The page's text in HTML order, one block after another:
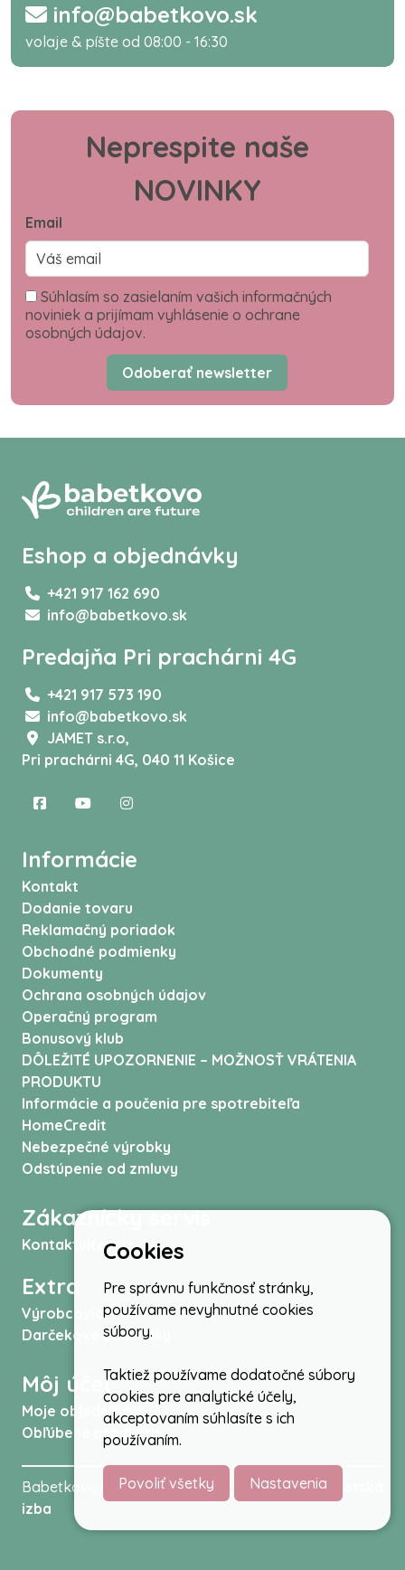
info@babetkovo.sk
volaje & píšte od 08:00 - 16:30
Neprespite naše
NOVINKY
Email
Súhlasím so zasielaním vašich informačných
noviniek a prijímam vyhlásenie o ochrane
osobných údajov.
Odoberať newsletter
Eshop a objednávky
+421 917 162 690
info@babetkovo.sk
Predajňa Pri prachárni 4G
+421 917 573 190
info@babetkovo.sk
JAMET s.r.o,
Pri prachárni 4G, 040 11 Košice
Informácie
Kontakt
Dodanie tovaru
Reklamačný poriadok
Obchodné podmienky
Dokumenty
Ochrana osobných údajov
Operačný program
Bonusový klub
DÔLEŽITÉ UPOZORNENIE – MOŽNOSŤ VRÁTENIA
PRODUKTU
Informácie a poučenia pre spotrebiteľa
HomeCredit
Nebezpečné výrobky
Odstúpenie od zmluvy
Zákaznícky servis
Kontaktujte nás
Extra
Výrobcovia
Darčekové poukážky
Môj účet
Moje objednávky
Obľúbené produkty
Babetkovo.sk © 2026 -Kočíky autosedačky,
izba
Cookies
Pre správnu funkčnosť stránky,
používame nevyhnutné cookies
súbory.
Taktiež používame dodatočné súbory
cookies pre analytické účely,
akceptovaním súhlasíte s ich
používaním.
Povoliť všetky Nastavenia